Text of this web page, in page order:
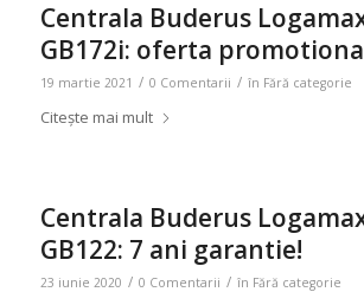
Centrala Buderus
GB172i: oferta
19 martie 2021 / 0 Comentarii / în Fără categorie
Citește mai mult
Centrala Buderus
GB122: 7 ani garantie!
23 iunie 2020 / 0 Comentarii / în Fără categorie